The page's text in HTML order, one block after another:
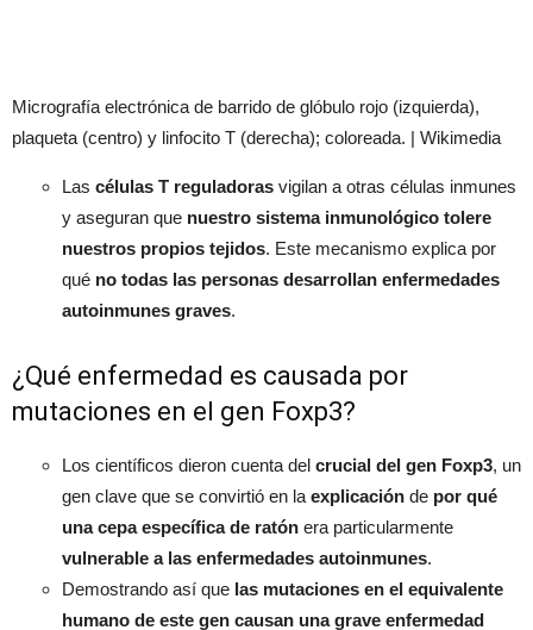
Micrografía electrónica de barrido de glóbulo rojo (izquierda),
plaqueta (centro) y linfocito T (derecha); coloreada. | Wikimedia
Las células T reguladoras vigilan a otras células inmunes
y aseguran que nuestro sistema inmunológico tolere
nuestros propios tejidos. Este mecanismo explica por
qué no todas las personas desarrollan enfermedades
autoinmunes graves.
¿Qué enfermedad es causada por
mutaciones en el gen Foxp3?
Los científicos dieron cuenta del crucial del gen Foxp3, un
gen clave que se convirtió en la explicación de por qué
una cepa específica de ratón era particularmente
vulnerable a las enfermedades autoinmunes.
Demostrando así que las mutaciones en el equivalente
humano de este gen causan una grave enfermedad